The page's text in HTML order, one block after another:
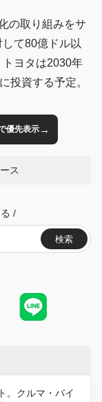
の取り組みをサ
て80億ドル以
トヨタは2030年
投資する予定。
優先表示→
ス
/
検索
。クルマ・バイ